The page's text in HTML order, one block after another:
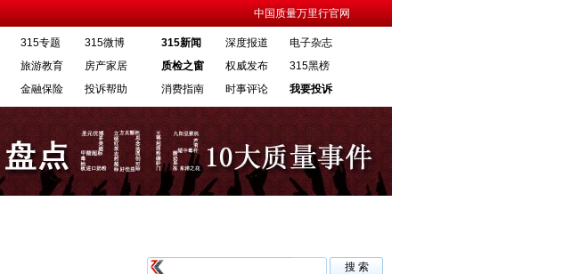
中国质量万里行官网
315专题
315微博
旅游教育
房产家居
金融保险 投诉帮助
315新闻 深度报道
电子杂志
质检之窗
权威发布
315黑榜
消费指南
时事评论 我要投诉
·新修订快递市场管理办法3月1日起施行